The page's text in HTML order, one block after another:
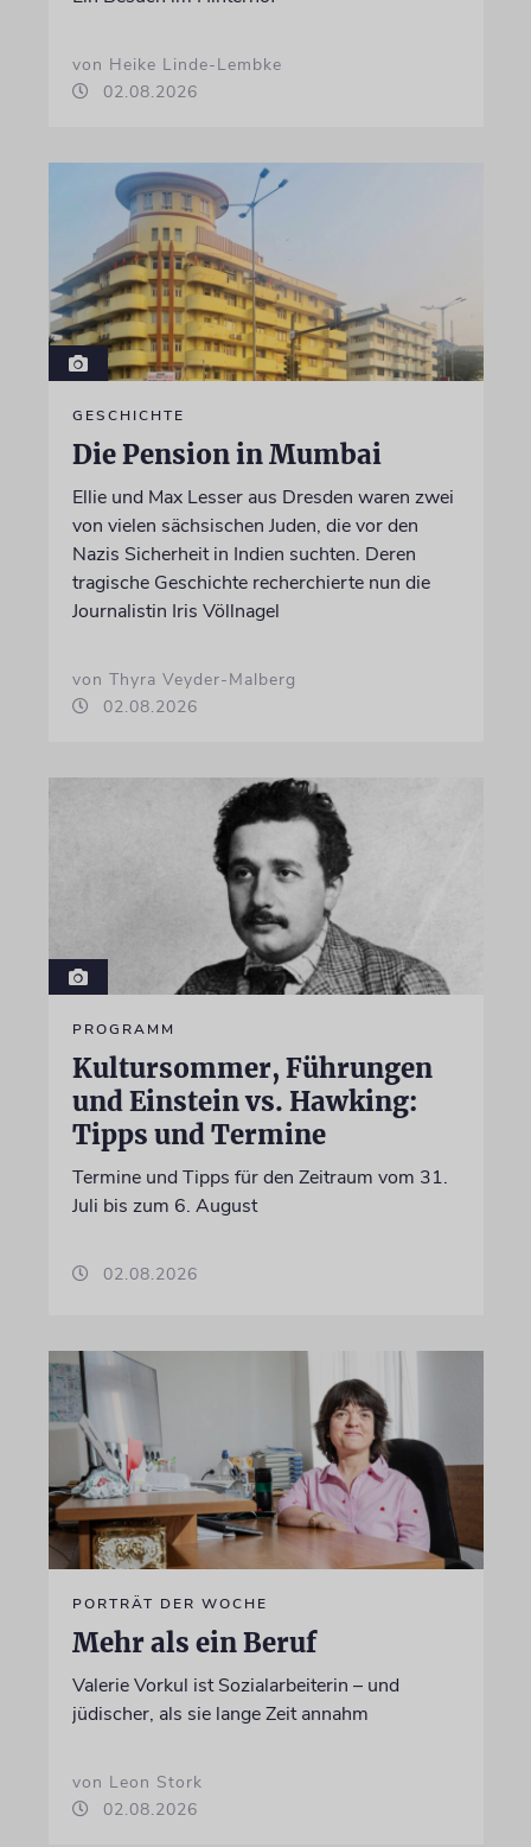
von Heike Linde-Lembke
02.08.2026
GESCHICHTE
Die Pension in Mumbai
Ellie und Max Lesser aus Dresden waren zwei
von vielen sächsischen Juden, die vor den
Nazis Sicherheit in Indien suchten. Deren
tragische Geschichte recherchierte nun die
Journalistin Iris Völlnagel
von Thyra Veyder-Malberg
02.08.2026
PROGRAMM
Kultursommer, Führungen
und Einstein vs. Hawking:
Tipps und Termine
Termine und Tipps für den Zeitraum vom 31.
Juli bis zum 6. August
02.08.2026
PORTRÄT DER WOCHE
Mehr als ein Beruf
Valerie Vorkul ist Sozialarbeiterin – und
jüdischer, als sie lange Zeit annahm
von Leon Stork
02.08.2026